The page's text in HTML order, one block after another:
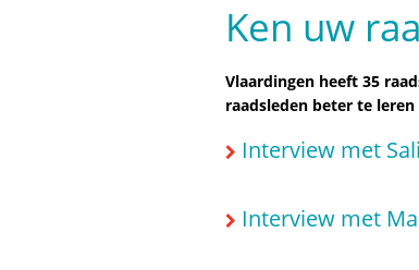
Ken uw
Vlaardingen heeft 35
raadsleden beter te
Interview met
Interview met